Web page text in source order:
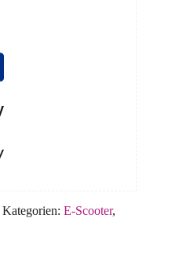
Kategorien: E-Scooter,